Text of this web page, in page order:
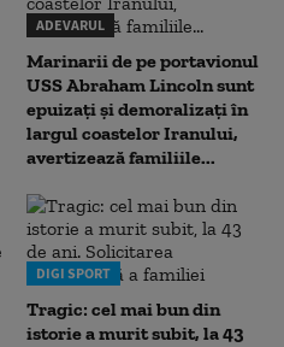
ADEVARUL
Marinarii de pe portavionul
USS Abraham Lincoln sunt
epuizați și demoralizați în
largul coastelor Iranului,
avertizează familiile...
DIGI SPORT
Tragic: cel mai bun din
istorie a murit subit, la 43